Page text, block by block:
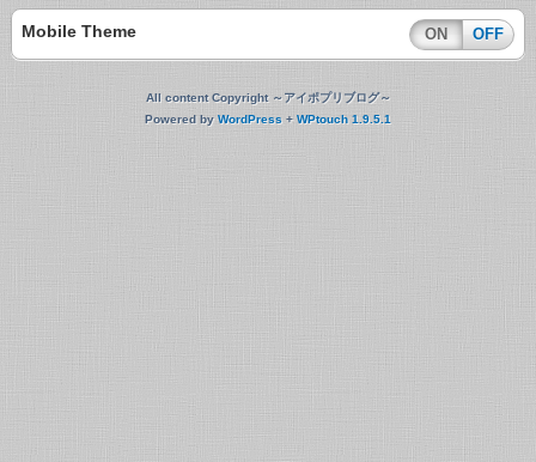
Mobile Theme ON OFF
All content Copyright ～アイポプリブログ～
Powered by WordPress +WPtouch 1.9.5.1